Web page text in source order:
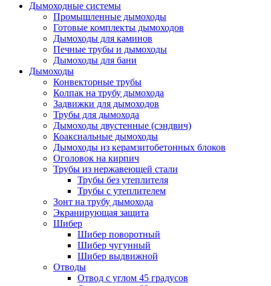
Дымоходные системы
Промышленные дымоходы
Готовые комплекты дымоходов
Дымоходы для каминов
Печные трубы и дымоходы
Дымоходы для бани
Дымоходы
Конвекторные трубы
Колпак на трубу дымохода
Задвижки для дымоходов
Трубы для дымохода
Дымоходы двустенные (сэндвич)
Коаксиальные дымоходы
Дымоходы из керамзитобетонных блоков
Оголовок на кирпич
Трубы из нержавеющей стали
Трубы без утеплителя
Трубы с утеплителем
Зонт на трубу дымохода
Экранирующая защита
Шибер
Шибер поворотный
Шибер чугунный
Шибер выдвижной
Отводы
Отвод с углом 45 градусов